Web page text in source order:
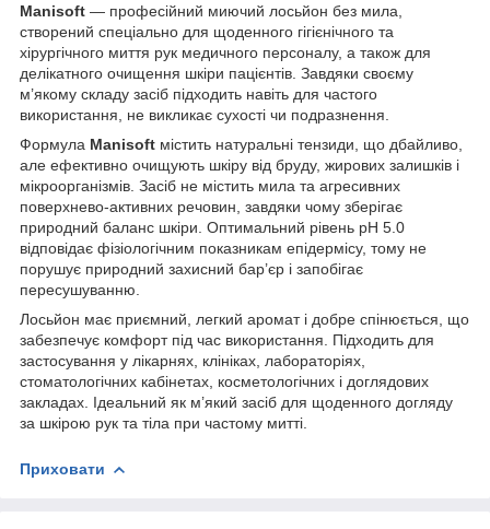
Manisoft — професійний миючий лосьйон без мила,
створений спеціально для щоденного гігієнічного та
хірургічного миття рук медичного персоналу, а також для
делікатного очищення шкіри пацієнтів. Завдяки своєму
м’якому складу засіб підходить навіть для частого
використання, не викликає сухості чи подразнення.
Формула Manisoft містить натуральні тензиди, що дбайливо,
але ефективно очищують шкіру від бруду, жирових залишків і
мікроорганізмів. Засіб не містить мила та агресивних
поверхнево-активних речовин, завдяки чому зберігає
природний баланс шкіри. Оптимальний рівень pH 5.0
відповідає фізіологічним показникам епідермісу, тому не
порушує природний захисний бар’єр і запобігає
пересушуванню.
Лосьйон має приємний, легкий аромат і добре спінюється, що
забезпечує комфорт під час використання. Підходить для
застосування у лікарнях, клініках, лабораторіях,
стоматологічних кабінетах, косметологічних і доглядових
закладах. Ідеальний як м’який засіб для щоденного догляду
за шкірою рук та тіла при частому митті.
Приховати